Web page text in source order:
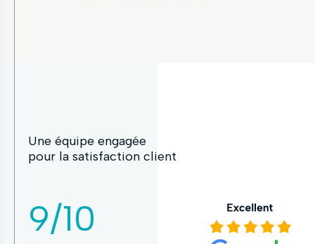
Une équipe engagée
pour la satisfaction client
9/10